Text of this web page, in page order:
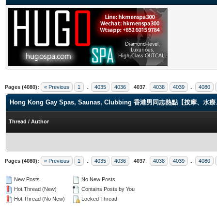
Pages (4080): « Previous 1 4035 4036 4037 4038 4039 4080
Hong Kong Gay Spas, Saunas, Clubbing 香港男同志熱點【按摩、水療
Thread / Author
Pages (4080): « Previous 1 4035 4036 4037 4038 4039 4080
New Posts
Hot Thread (New)
Hot Thread (No New)
No New Posts
Contains Posts by You
Locked Thread